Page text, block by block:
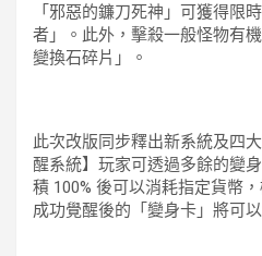
「邪惡的鐮刀死神」可獲得限
者」。此外，擊殺一般怪物有
變換石碎片」。
此次改版同步釋出新系統及四
醒系統】玩家可透過多餘的變
積 100% 後可以消耗指定貨幣
成功覺醒後的「變身卡」將可